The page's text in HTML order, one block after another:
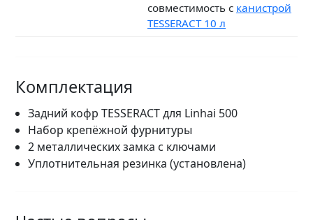
совместимость с канистрой
TESSERACT 10 л
Комплектация
Задний кофр TESSERACT для Linhai 500
Набор крепёжной фурнитуры
2 металлических замка с ключами
Уплотнительная резинка (установлена)